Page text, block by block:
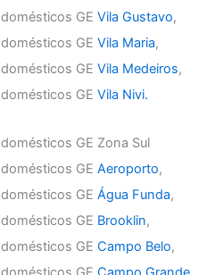
GEVila Gustavo,
GEVila Maria,
GEVila Medeiros,
GEVila Nivi.
GE Zona Sul
GEAeroporto,
GEÁgua Funda,
GE Brooklin,
GECampo Belo,